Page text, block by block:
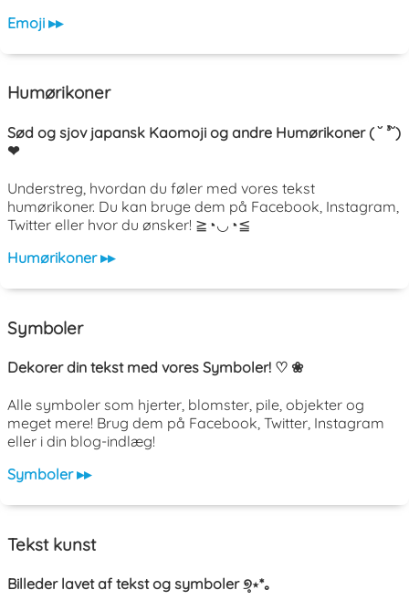
Emoji ▸▸
Humørikoner
Sød og sjov japansk Kaomoji og andre Humørikoner ( ˘ ³˘)
❤
Understreg, hvordan du føler med vores tekst
humørikoner. Du kan bruge dem på Facebook, Instagram,
Twitter eller hvor du ønsker! ≧◔◡◔≦
Humørikoner ▸▸
Symboler
Dekorer din tekst med vores Symboler! ♡ ❀
Alle symboler som hjerter, blomster, pile, objekter og
meget mere! Brug dem på Facebook, Twitter, Instagram
eller i din blog-indlæg!
Symboler ▸▸
Tekst kunst
Billeder lavet af tekst og symboler ୭̥⋆*｡